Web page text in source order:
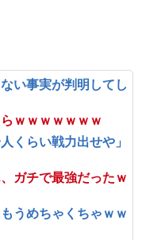
い事実が判明してし
ｗｗｗｗｗｗｗ
くらい戦力出せや」
ガチで最強だったｗ
うめちゃくちゃｗｗ